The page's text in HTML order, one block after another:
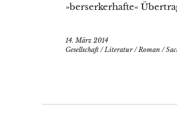
»berserkerhafte«
14. März 2014
Gesellschaft / Literatur/ Roman /